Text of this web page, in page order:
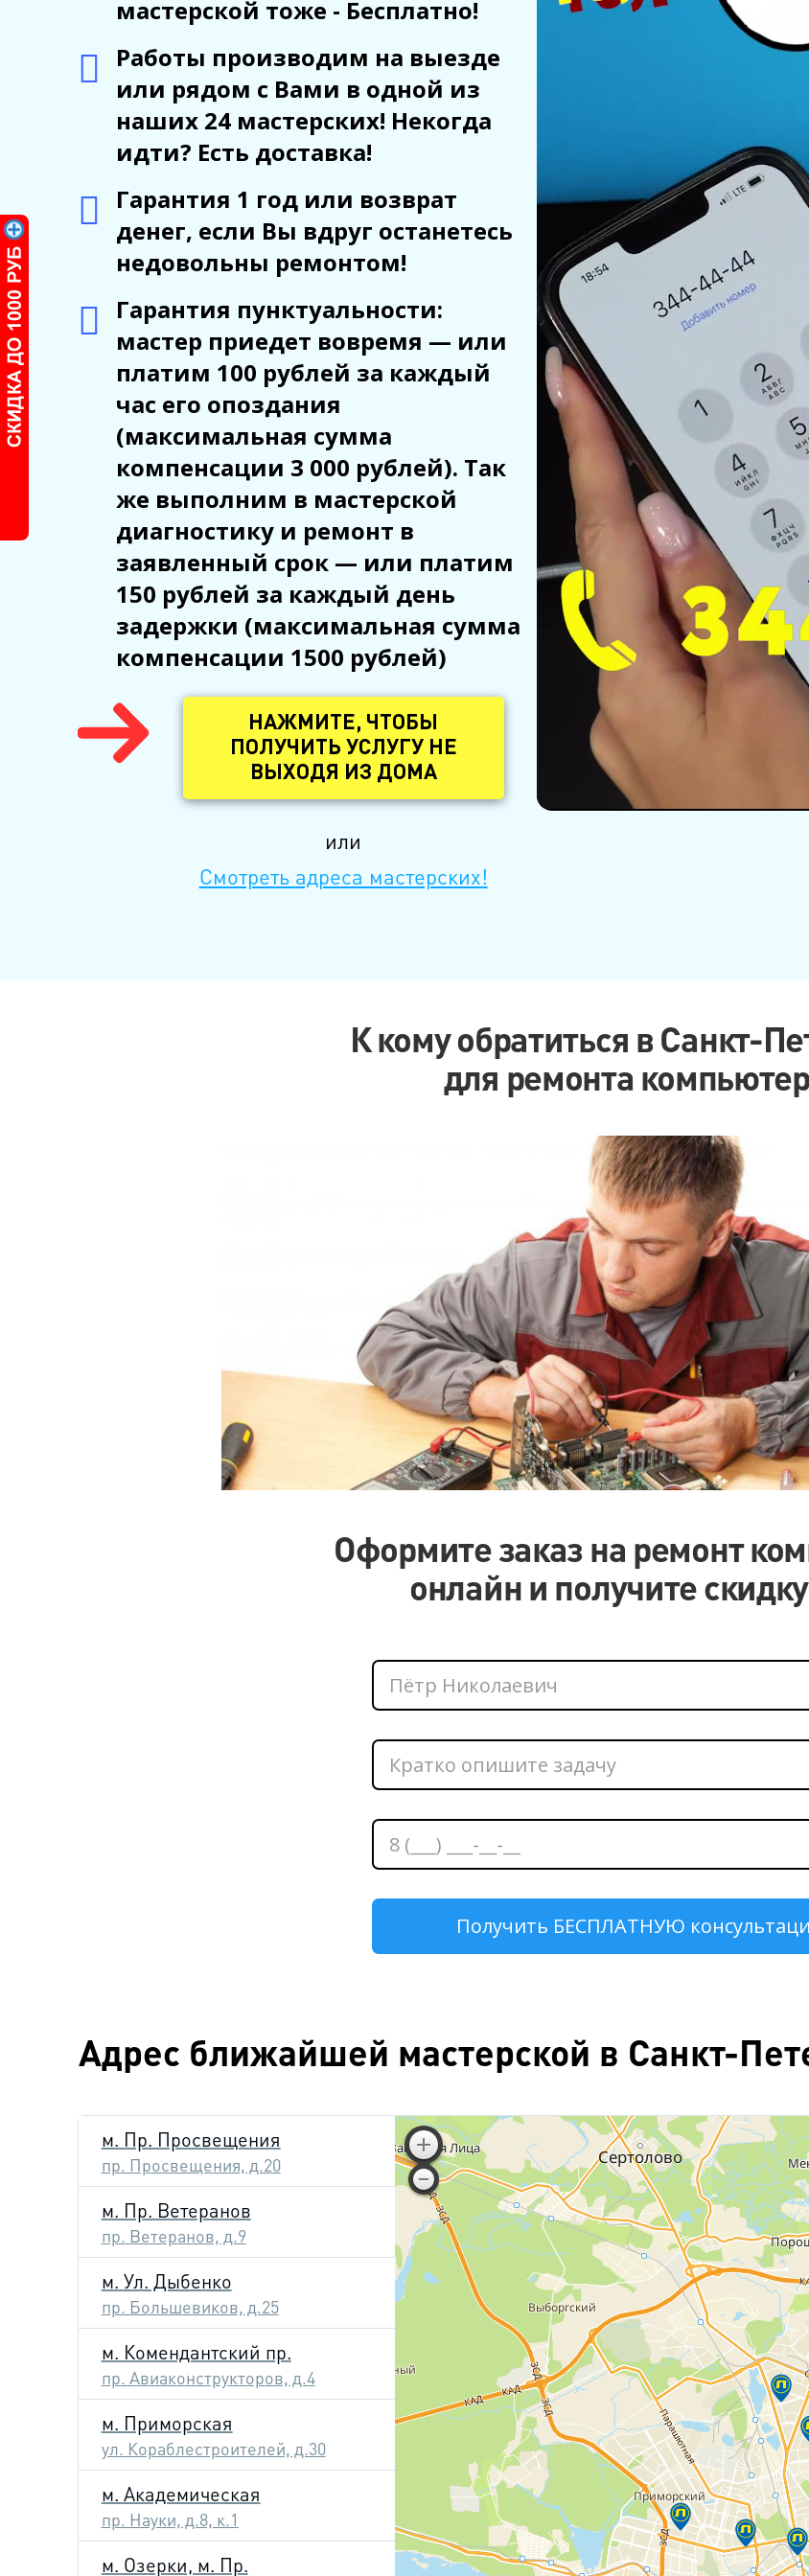
мастерской тоже - Бесплатно!
Работы производим на выезде
или рядом с Вами в одной из
наших 24 мастерских! Некогда
идти? Есть доставка!
Гарантия 1 год или возврат
денег, если Вы вдруг останетесь
недовольны ремонтом!
Гарантия пунктуальности:
мастер приедет вовремя — или
платим 100 рублей за каждый
час его опоздания
(максимальная сумма
компенсации 3 000 рублей). Так
же выполним в мастерской
диагностику и ремонт в
заявленный срок — или платим
150 рублей за каждый день
задержки (максимальная сумма
компенсации 1500 рублей)
НАЖМИТЕ, ЧТОБЫ
ПОЛУЧИТЬ УСЛУГУ НЕ
ВЫХОДЯ ИЗ ДОМА
или
Смотреть адреса мастерских!
К кому обратиться в Санкт-
для ремонта
Оформите заказ на ремонт
онлайн и получите
Адрес ближайшей мастерской в Санкт-
м. Пр. Просвещения
пр. Просвещения, д.20
м. Пр. Ветеранов
пр. Ветеранов, д.9
м. Ул. Дыбенко
пр. Большевиков, д.25
м. Комендантский пр.
пр. Авиаконструкторов, д.4
м. Приморская
ул. Кораблестроителей, д.30
м. Академическая
пр. Науки, д.8, к.1
м. Озерки, м. Пр.